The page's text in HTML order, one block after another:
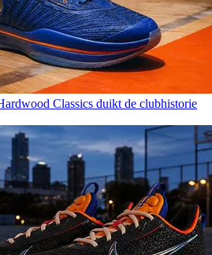
Classics duikt de clubhistorie